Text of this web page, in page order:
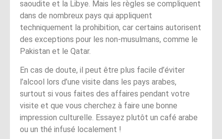
saoudite et la Libye. Mais les règles se compliquent
dans de nombreux pays qui appliquent
techniquement la prohibition, car certains autorisent
des exceptions pour les non-musulmans, comme le
Pakistan et le Qatar.
En cas de doute, il peut être plus facile d’éviter
l’alcool lors d’une visite dans les pays arabes,
surtout si vous faites des affaires pendant votre
visite et que vous cherchez à faire une bonne
impression culturelle. Essayez plutôt un café arabe
ou un thé infusé localement !